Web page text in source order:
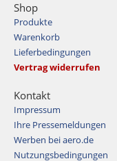
Shop
Produkte
Warenkorb
Lieferbedingungen
Vertrag widerrufen
Kontakt
Impressum
Ihre Pressemeldungen
Werben bei aero.de
Nutzungsbedingungen